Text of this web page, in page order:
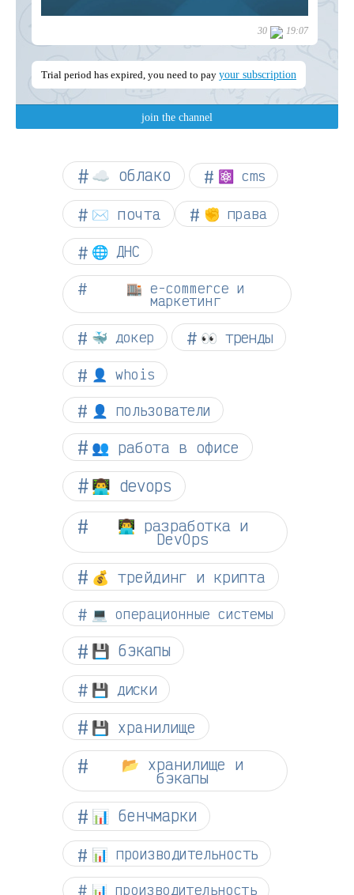
☁︎ облако ⚛ cms
✉️ почта ✊ права
🌐 ДНС
🏬 e-commerce и
маркетинг
🐳 докер 👀 тренды
👤 whois
👤 пользователи
👥 работа в офисе
👨‍💻 devops
👨‍💻 разработка и
DevOps
💰 трейдинг и крипта
💻 операционные системы
💾 бэкапы
💾 диски
💾 хранилище
📂 хранилище и
бэкапы
📊 бенчмарки
📊 производительность
📊 производительность